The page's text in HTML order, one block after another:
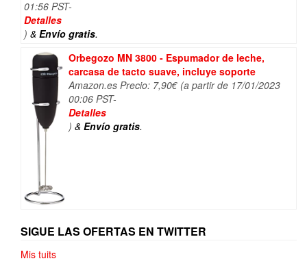
01:56 PST-
Detalles
) & Envío gratis.
Orbegozo MN 3800 - Espumador de leche,
carcasa de tacto suave, incluye soporte
Amazon.es Precio: 7,90€ (a partir de 17/01/2023
00:06 PST-
Detalles
) & Envío gratis.
SIGUE LAS OFERTAS EN TWITTER
Mis tuits